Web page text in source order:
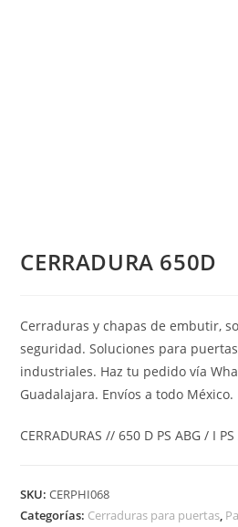
CERRADURA 650D
Cerraduras y chapas de embutir,
seguridad. Soluciones para
industriales. Haz tu pedido vía
Guadalajara. Envíos a todo México.
CERRADURAS // 650 D PS ABG / I
SKU:CERPHI068
Categorías: Cerraduras para puertas,